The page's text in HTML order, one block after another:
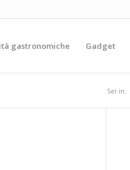
gastronomiche Gadget
Sei in: